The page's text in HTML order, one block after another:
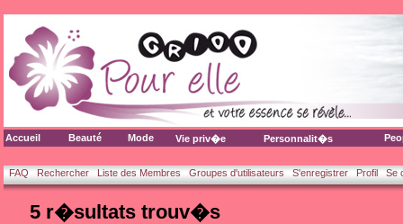
Accueil Beauté Mode Vie priv�e Personnalit�s
FAQ Rechercher Liste des Membres Groupes d'utilisateurs S'enregistrer Profil Se
5 r�sultats trouv�s